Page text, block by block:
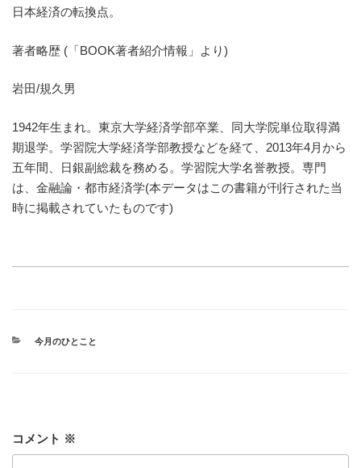
日本経済の転換点。
著者略歴 (「BOOK著者紹介情報」より)
岩田/規久男
1942年生まれ。東京大学経済学部卒業、同大学院単位取得満
期退学。学習院大学経済学部教授などを経て、2013年4月から
五年間、日銀副総裁を務める。学習院大学名誉教授。専門
は、金融論・都市経済学(本データはこの書籍が刊行された当
時に掲載されていたものです)
カ
今月のひとこと
コメント ※